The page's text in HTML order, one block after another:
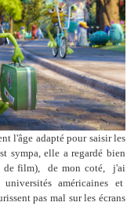
l'âge adapté pour saisir les
sympa, elle a regardé bien
de film), de mon coté, j'ai
américaines et
pas mal sur les écrans